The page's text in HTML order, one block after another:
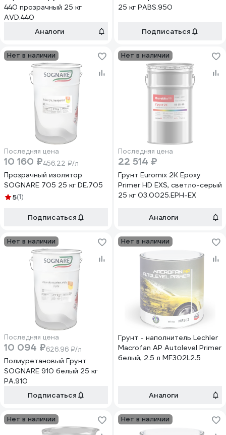
440 прозрачный 25 кг
AVD.440
Аналоги
25 кг PABS.950
Подписаться
Нет в наличии
Последняя цена
10 160 ₽456.22 ₽/л
Прозрачный изолятор
SOGNARE 705 25 кг DE.705
5(1)
Подписаться
Нет в наличии
Последняя цена
22 514 ₽
Грунт Euromix 2К Epoxy
Primer HD EXS, светло-серый
25 кг 03.0025.EPH-EX
Аналоги
Нет в наличии
Последняя цена
10 094 ₽626.96 ₽/л
Полиуретановый Грунт
SOGNARE 910 белый 25 кг
PA.910
Подписаться
Нет в наличии
Грунт - наполнитель Lechler
Macrofan AP Autolevel Primer
белый, 2.5 л MF302L2.5
Аналоги
Нет в наличии Нет в наличии